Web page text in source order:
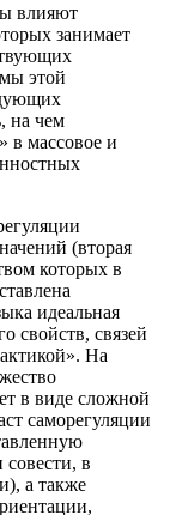
влияют
занимает
этой
на чем
в массовое и
(вторая
которых в
идеальная
свойств, связей
На
в виде сложной
саморегуляции
в
а также